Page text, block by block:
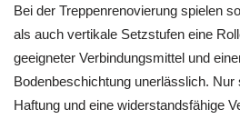
Bei der Treppenrenovierung spielen
als auch vertikale Setzstufen eine
geeigneter Verbindungsmittel und
Bodenbeschichtung unerlässlich. Nur
Haftung und eine widerstandsfähige